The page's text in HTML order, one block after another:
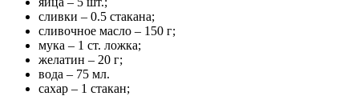
сливки – 0.5 стакана;
сливочное масло – 150 г;
мука – 1 ст. ложка;
желатин – 20 г;
вода – 75 мл.
сахар – 1 стакан;